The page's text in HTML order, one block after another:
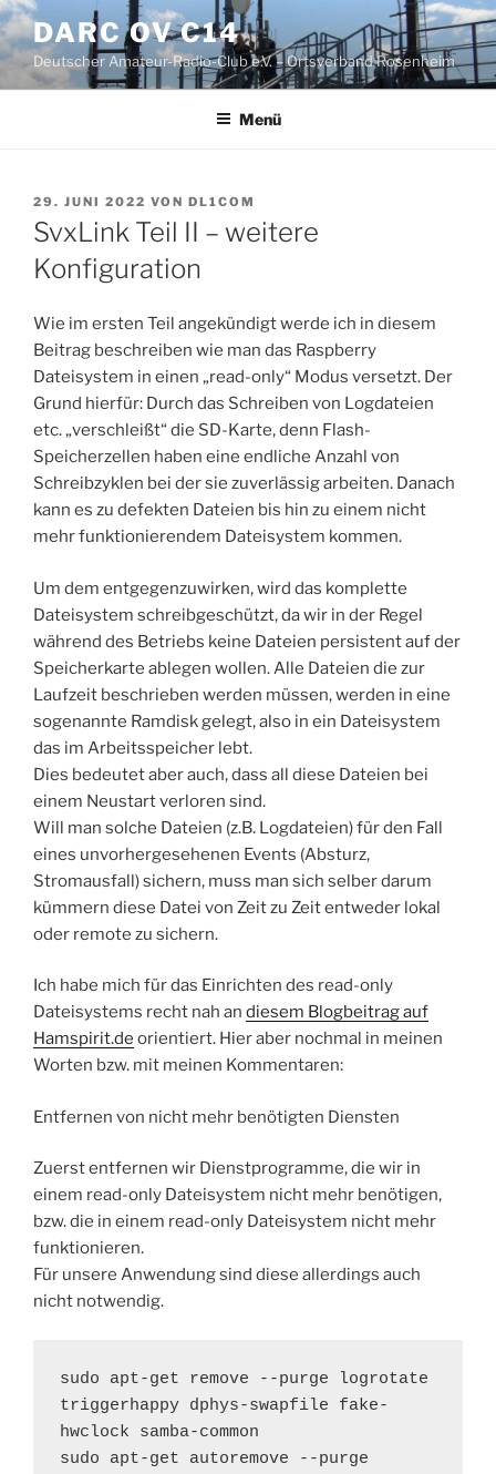
Zum
Inhalt
springen
DARC OV C14
Deutscher Amateur-Radio-Club e.V. – Ortsverband Rosenheim
Menü
VERÖFFENTLICHT
AM
29. JUNI 2022 VON DL1COM
SvxLink Teil II – weitere
Konfiguration
Wie im ersten Teil angekündigt werde ich in diesem
Beitrag beschreiben wie man das Raspberry
Dateisystem in einen „read-only“ Modus versetzt. Der
Grund hierfür: Durch das Schreiben von Logdateien
etc. „verschleißt“ die SD-Karte, denn Flash-
Speicherzellen haben eine endliche Anzahl von
Schreibzyklen bei der sie zuverlässig arbeiten. Danach
kann es zu defekten Dateien bis hin zu einem nicht
mehr funktionierendem Dateisystem kommen.
Um dem entgegenzuwirken, wird das komplette
Dateisystem schreibgeschützt, da wir in der Regel
während des Betriebs keine Dateien persistent auf der
Speicherkarte ablegen wollen. Alle Dateien die zur
Laufzeit beschrieben werden müssen, werden in eine
sogenannte Ramdisk gelegt, also in ein Dateisystem
das im Arbeitsspeicher lebt.
Dies bedeutet aber auch, dass all diese Dateien bei
einem Neustart verloren sind.
Will man solche Dateien (z.B. Logdateien) für den Fall
eines unvorhergesehenen Events (Absturz,
Stromausfall) sichern, muss man sich selber darum
kümmern diese Datei von Zeit zu Zeit entweder lokal
oder remote zu sichern.
Ich habe mich für das Einrichten des read-only
Dateisystems recht nah an diesem Blogbeitrag auf
Hamspirit.de orientiert. Hier aber nochmal in meinen
Worten bzw. mit meinen Kommentaren:
Entfernen von nicht mehr benötigten Diensten
Zuerst entfernen wir Dienstprogramme, die wir in
einem read-only Dateisystem nicht mehr benötigen,
bzw. die in einem read-only Dateisystem nicht mehr
funktionieren.
Für unsere Anwendung sind diese allerdings auch
nicht notwendig.
sudo apt-get remove --purge logrotate
triggerhappy dphys-swapfile fake-
hwclock samba-common
sudo apt-get autoremove --purge